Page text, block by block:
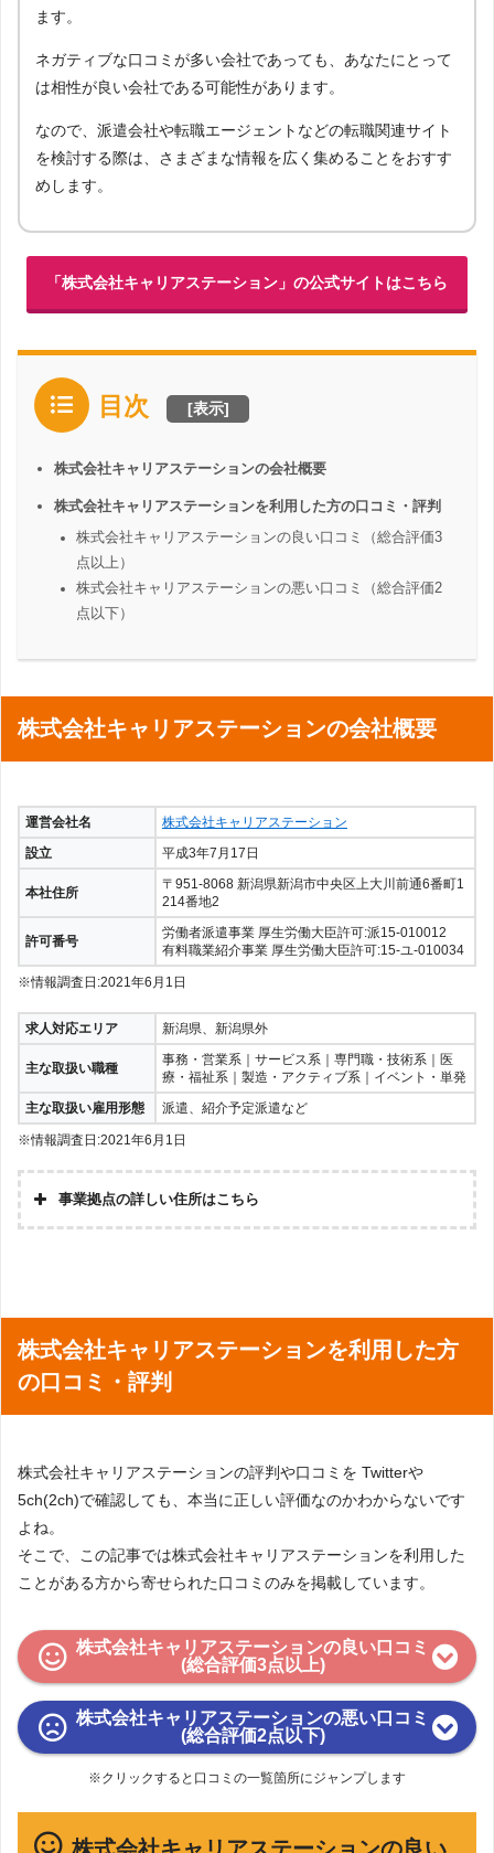
ます。
ネガティブな口コミが多い会社であっても、あなたにとって
は相性が良い会社である可能性があります。
なので、派遣会社や転職エージェントなどの転職関連サイト
を検討する際は、さまざまな情報を広く集めることをおすす
めします。
「株式会社キャリアステーション」の公式サイトはこちら
目次 [表示]
株式会社キャリアステーションの会社概要
株式会社キャリアステーションを利用した方の口コミ・評判
株式会社キャリアステーションの良い口コミ（総合評価3
点以上）
株式会社キャリアステーションの悪い口コミ（総合評価2
点以下）
株式会社キャリアステーションの会社概要
運営会社名
株式会社キャリアステーション
設立
平成3年7月17日
本社住所
〒951-8068 新潟県新潟市中央区上大川前通6番町1
214番地2
許可番号
労働者派遣事業 厚生労働大臣許可:派15-010012
有料職業紹介事業 厚生労働大臣許可:15-ユ-010034
※情報調査日:2021年6月1日
求人対応エリア 新潟県、新潟県外
主な取扱い職種
事務・営業系｜サービス系｜専門職・技術系｜医
療・福祉系｜製造・アクティブ系｜イベント・単発
主な取扱い雇用形態
派遣、紹介予定派遣など
※情報調査日:2021年6月1日
事業拠点の詳しい住所はこちら
株式会社キャリアステーションを利用した方
の口コミ・評判
株式会社キャリアステーションの評判や口コミを Twitterや
5ch(2ch)で確認しても、本当に正しい評価なのかわからないです
よね。
そこで、この記事では株式会社キャリアステーションを利用した
ことがある方から寄せられた口コミのみを掲載しています。
株式会社キャリアステーションの良い口コミ
(総合評価3点以上)
株式会社キャリアステーションの悪い口コミ
(総合評価2点以下)
※クリックすると口コミの一覧箇所にジャンプします